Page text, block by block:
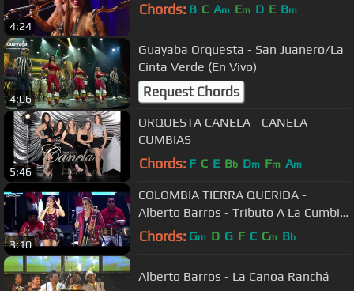
4:24
Chords: B C Am Em D E Bm
4:06
Guayaba Orquesta - San Juanero/La
Cinta Verde (En Vivo)
Request Chords
5:46
ORQUESTA CANELA - CANELA
CUMBIAS
Chords: F C E Bb Dm Fm Am
3:10
COLOMBIA TIERRA QUERIDA -
Alberto Barros - Tributo A La Cumbia
Colombiana 4
Chords: Gm D G F C Cm Bb
Alberto Barros - La Canoa Ranchá